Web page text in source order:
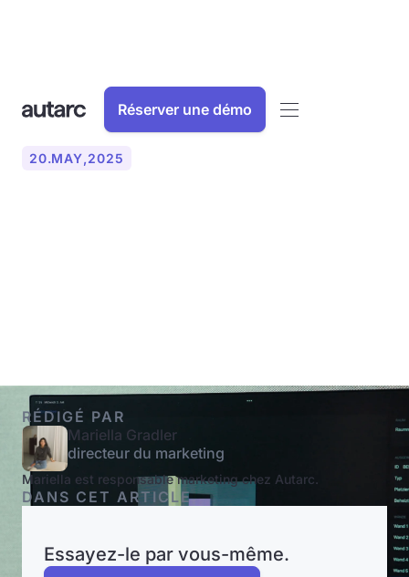
Réserver une démo
20.MAY,2025
RÉDIGÉ PAR
Mariella Gradler
directeur du marketing
Mariella est responsable marketing chez Autarc.
DANS CET ARTICLE
Essayez-le par vous-même.